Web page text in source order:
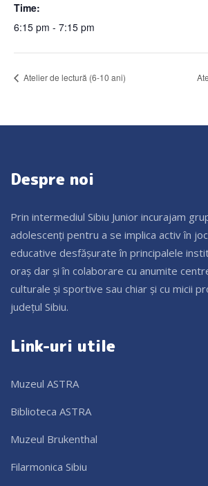
Time:
6:15 pm - 7:15 pm
Atelier de lectură (6-10 ani)
Despre noi
Prin intermediul Sibiu Junior incurajam
adolescenți pentru a se implica activ în
educative desfășurate în principalele
oraș dar și în colaborare cu anumite
culturale și sportive sau chiar și cu micii
județul Sibiu.
Link-uri utile
Muzeul ASTRA
Biblioteca ASTRA
Muzeul Brukenthal
Filarmonica Sibiu